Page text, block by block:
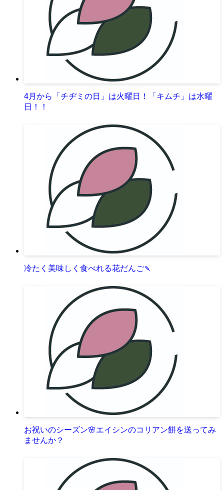
4月から「チヂミの日」は火曜日！「キムチ」は水曜
日！！
冷たく美味しく食べれる花だんご🍡
お祝いのシーズン🌸エイシンのコリアン餅を送ってみ
ませんか？